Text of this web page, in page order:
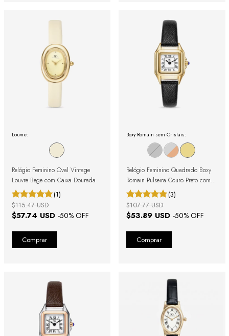
Louvre:
Relógio Feminino Oval Vintage
Louvre Bege com Caixa Dourada
(1)
$57.74 USD -50% OFF
$115.47 USD
Boxy Romain sem Cristais:
Relógio Feminino Quadrado Boxy
Romain Pulseira Couro Preto com
Caixa Dourada e Números
Romanos
(3)
$53.89 USD -50% OFF
$107.77 USD